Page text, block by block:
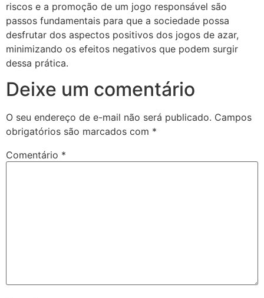
riscos e a promoção de um jogo responsável são
passos fundamentais para que a sociedade possa
desfrutar dos aspectos positivos dos jogos de azar,
minimizando os efeitos negativos que podem surgir
dessa prática.
Deixe um comentário
O seu endereço de e-mail não será publicado. Campos
obrigatórios são marcados com *
Comentário *